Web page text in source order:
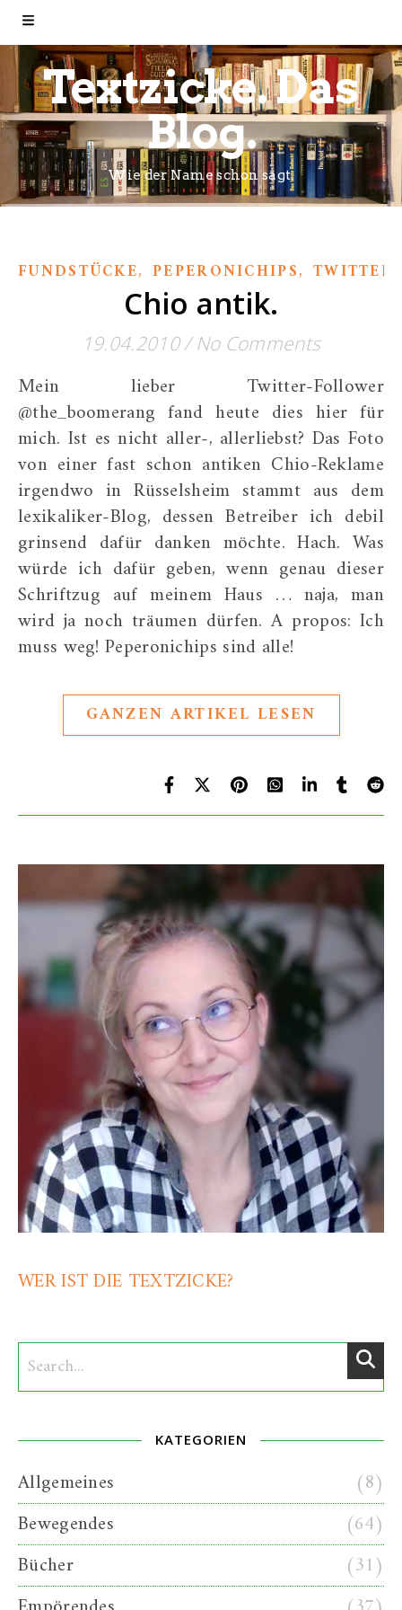
Textzicke. Das
Blog.
Wie der Name schon sagt.
FUNDSTÜCKE, PEPERONICHIPS, TWITTER
Chio antik.
19.04.2010/ No Comments
Mein lieber Twitter-Follower
@the_boomerang fand heute dies hier für
mich. Ist es nicht aller-, allerliebst? Das Foto
von einer fast schon antiken Chio-Reklame
irgendwo in Rüsselsheim stammt aus dem
lexikaliker-Blog, dessen Betreiber ich debil
grinsend dafür danken möchte. Hach. Was
würde ich dafür geben, wenn genau dieser
Schriftzug auf meinem Haus … naja, man
wird ja noch träumen dürfen. A propos: Ich
muss weg! Peperonichips sind alle!
GANZEN ARTIKEL LESEN
WER IST DIE TEXTZICKE?
KATEGORIEN
Allgemeines
(8)
Bewegendes
(64)
Bücher
(31)